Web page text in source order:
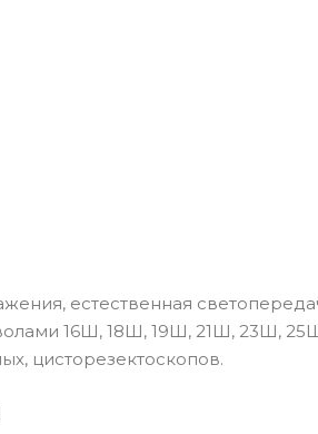
естественная
16Ш, 18Ш, 19Ш, 21Ш, 23Ш,
цисторезектоскопов.